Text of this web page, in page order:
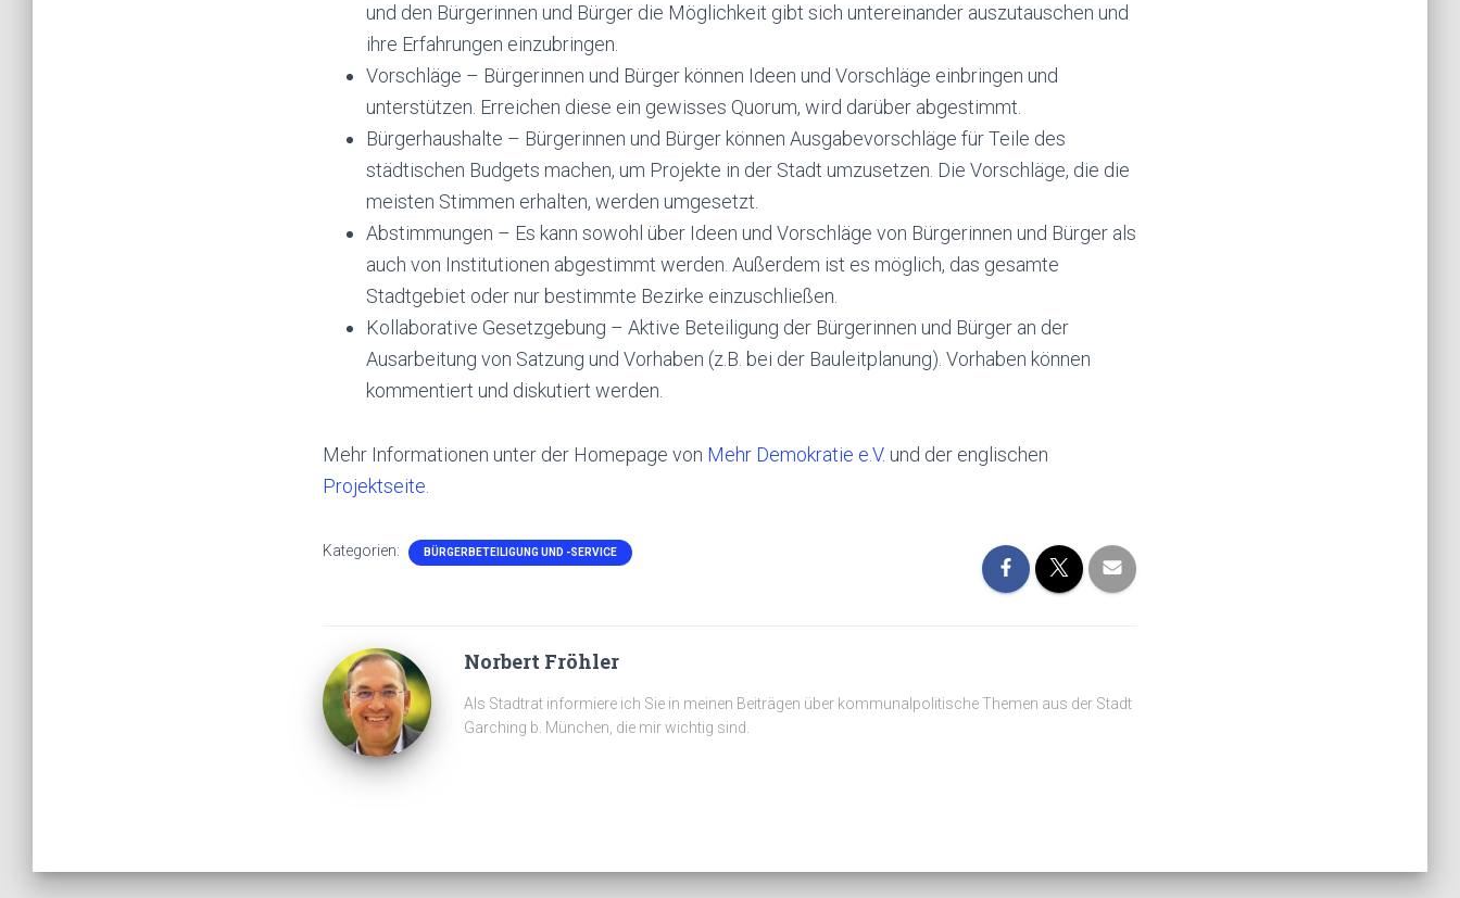
und den Bürgerinnen und Bürger die Möglichkeit gibt sich untereinander auszutauschen und
ihre Erfahrungen einzubringen.
Vorschläge – Bürgerinnen und Bürger können Ideen und Vorschläge einbringen und
unterstützen. Erreichen diese ein gewisses Quorum, wird darüber abgestimmt.
Bürgerhaushalte – Bürgerinnen und Bürger können Ausgabevorschläge für Teile des
städtischen Budgets machen, um Projekte in der Stadt umzusetzen. Die Vorschläge, die die
meisten Stimmen erhalten, werden umgesetzt.
Abstimmungen – Es kann sowohl über Ideen und Vorschläge von Bürgerinnen und Bürger als
auch von Institutionen abgestimmt werden. Außerdem ist es möglich, das gesamte
Stadtgebiet oder nur bestimmte Bezirke einzuschließen.
Kollaborative Gesetzgebung – Aktive Beteiligung der Bürgerinnen und Bürger an der
Ausarbeitung von Satzung und Vorhaben (z.B. bei der Bauleitplanung). Vorhaben können
kommentiert und diskutiert werden.
Mehr Informationen unter der Homepage von Mehr Demokratie e.V. und der englischen
Projektseite
Kategorien: BÜRGERBETEILIGUNG UND -SERVICE
Norbert Fröhler
Als Stadtrat informiere ich Sie in meinen Beiträgen über kommunalpolitische Themen aus der Stadt
Garching b. München, die mir wichtig sind.